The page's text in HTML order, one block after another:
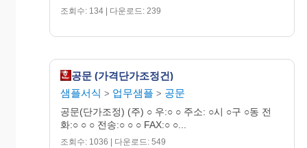
조회수: 134 | 다운로드: 239
공문 (가격단가조정건)
샘플서식 > 업무샘플 > 공문
공문(단가조정) (주) ○ 우:○ ○ 주소: ○시 ○구 ○동 전
화:○ ○ ○ 전송:○ ○ ○ FAX:○ ○...
조회수: 1036 | 다운로드: 549